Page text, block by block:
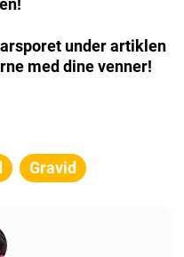
under artiklen
med dine venner!
Gravid